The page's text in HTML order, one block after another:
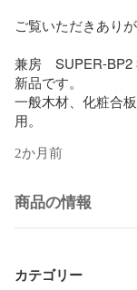
ご覧いただきあり
兼房　SUPER-BP2
新品です。
一般木材、化粧合
用。
2か月前
商品の情報
カテゴリー